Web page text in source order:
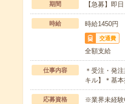
期間 【急募】即
時給 時給1450円
交通費
全額支給
仕事内容
＊受注・発
キル】＊基
応募資格 ※業界未経験